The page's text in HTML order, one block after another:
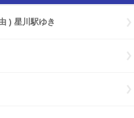
) 星川駅ゆき